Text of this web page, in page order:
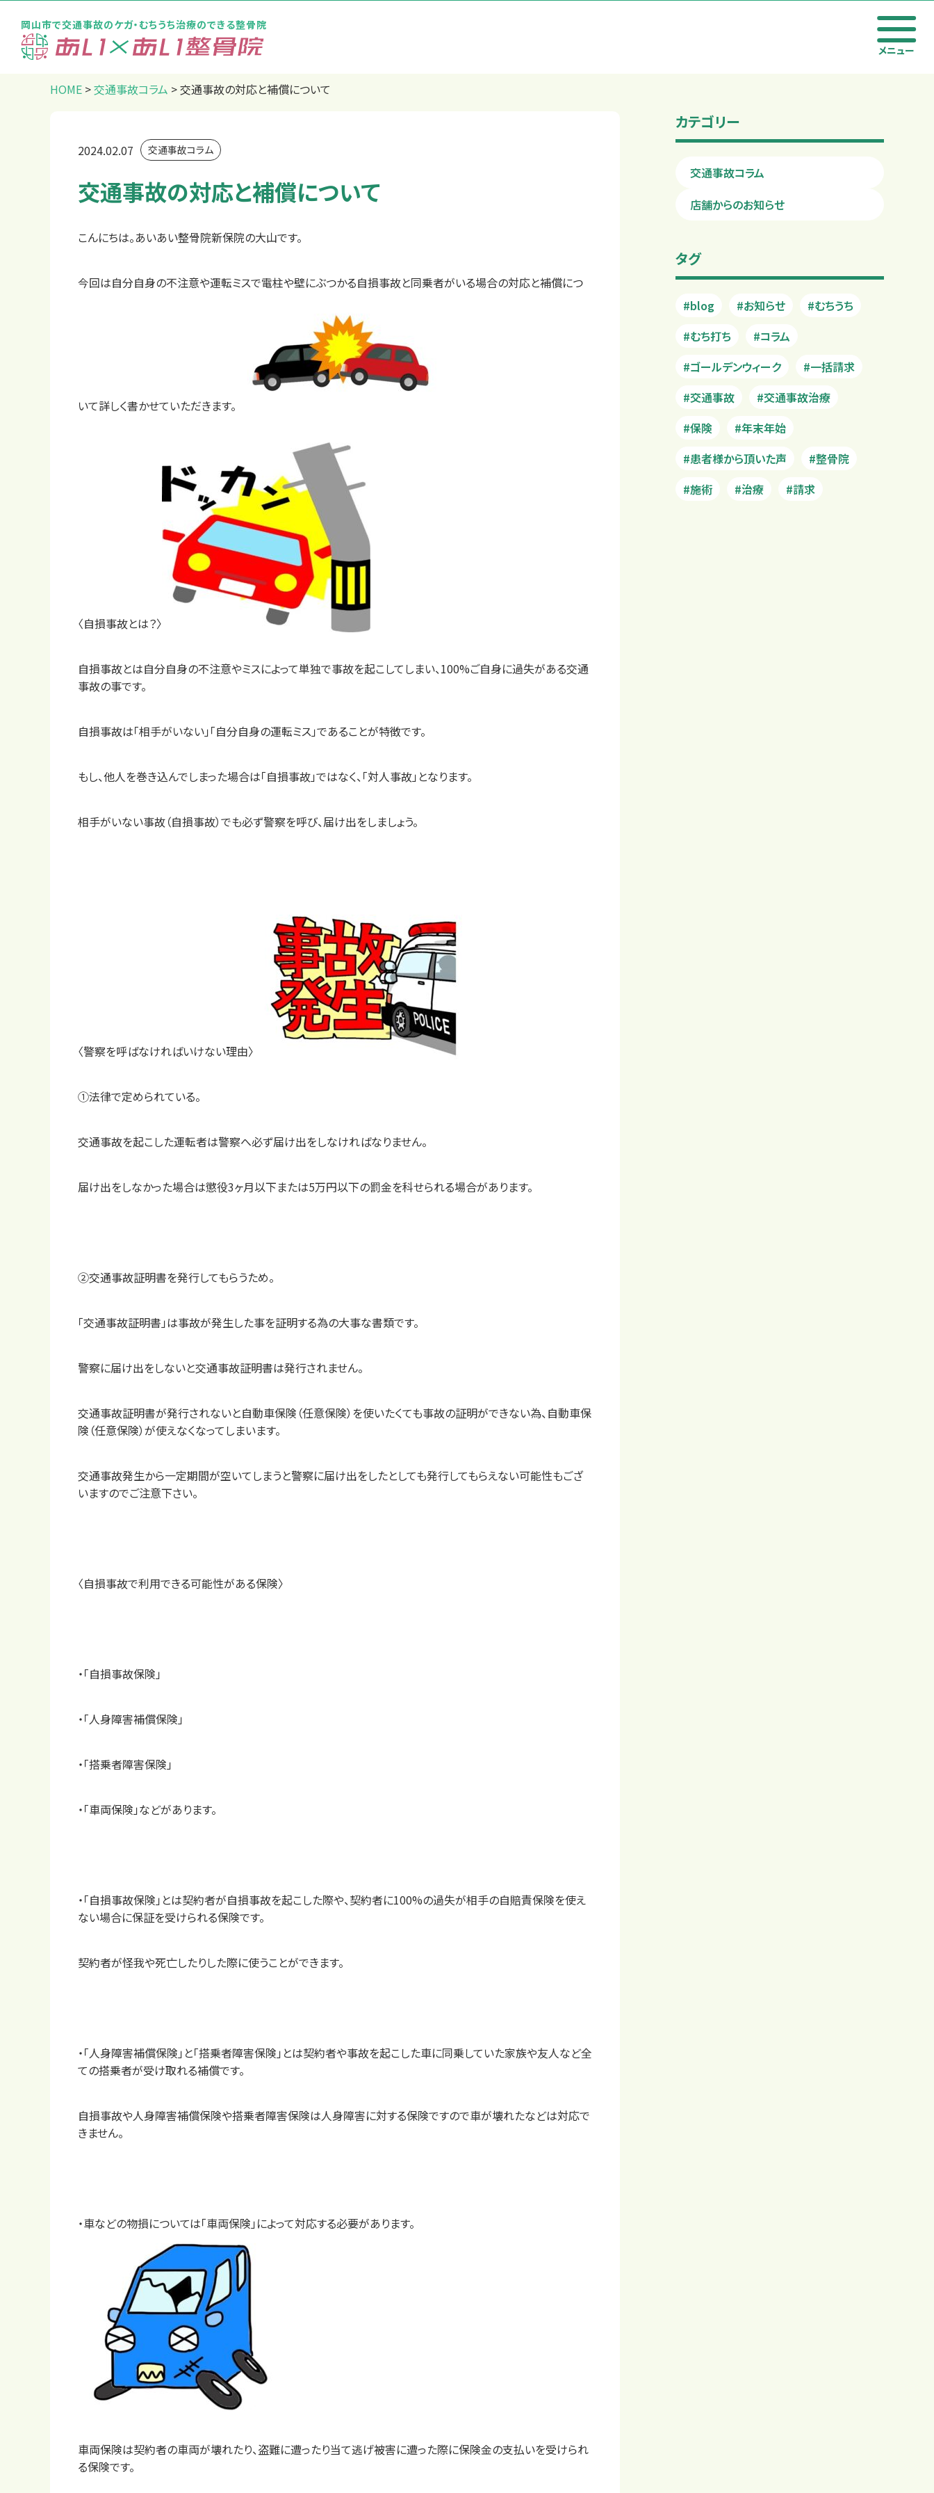
岡山市で交通事故のケガ・むちうち治療のできる整骨院
メニュー
トップページ
HOME >交通事故コラム >交通事故の対応と補償について
2024.02.07 交通事故コラム
交通事故の対応と補償について
こんにちは。あいあい整骨院新保院の大山です。
今回は自分自身の不注意や運転ミスで電柱や壁にぶつかる自損事故と同乗者がいる場合の対応と補償につ
いて詳しく書かせていただきます。
〈自損事故とは？〉
自損事故とは自分自身の不注意やミスによって単独で事故を起こしてしまい、100%ご自身に過失がある交通
事故の事です。
自損事故は「相手がいない」「自分自身の運転ミス」であることが特徴です。
もし、他人を巻き込んでしまった場合は「自損事故」ではなく、「対人事故」となります。
相手がいない事故（自損事故）でも必ず警察を呼び、届け出をしましょう。
〈警察を呼ばなければいけない理由〉
①法律で定められている。
交通事故を起こした運転者は警察へ必ず届け出をしなければなりません。
届け出をしなかった場合は懲役3ヶ月以下または5万円以下の罰金を科せられる場合があります。
②交通事故証明書を発行してもらうため。
「交通事故証明書」は事故が発生した事を証明する為の大事な書類です。
警察に届け出をしないと交通事故証明書は発行されません。
交通事故証明書が発行されないと自動車保険（任意保険）を使いたくても事故の証明ができない為、自動車保
険（任意保険）が使えなくなってしまいます。
交通事故発生から一定期間が空いてしまうと警察に届け出をしたとしても発行してもらえない可能性もござ
いますのでご注意下さい。
〈自損事故で利用できる可能性がある保険〉
・「自損事故保険」
・「人身障害補償保険」
・「搭乗者障害保険」
・「車両保険」などがあります。
・「自損事故保険」とは契約者が自損事故を起こした際や、契約者に100%の過失が相手の自賠責保険を使え
ない場合に保証を受けられる保険です。
契約者が怪我や死亡したりした際に使うことができます。
・「人身障害補償保険」と「搭乗者障害保険」とは契約者や事故を起こした車に同乗していた家族や友人など全
ての搭乗者が受け取れる補償です。
自損事故や人身障害補償保険や搭乗者障害保険は人身障害に対する保険ですので車が壊れたなどは対応で
きません。
・車などの物損については「車両保険」によって対応する必要があります。
車両保険は契約者の車両が壊れたり、盗難に遭ったり当て逃げ被害に遭った際に保険金の支払いを受けられ
る保険です。
カテゴリー
交通事故コラム
店舗からのお知らせ
タグ
#blog #お知らせ
#むちうち
#むち打ち
#コラム
#ゴールデンウィーク
#一括請求
#交通事故
#交通事故治療
#保険
#年末年始
#患者様から頂いた声
#整骨院
#施術
#治療 #請求